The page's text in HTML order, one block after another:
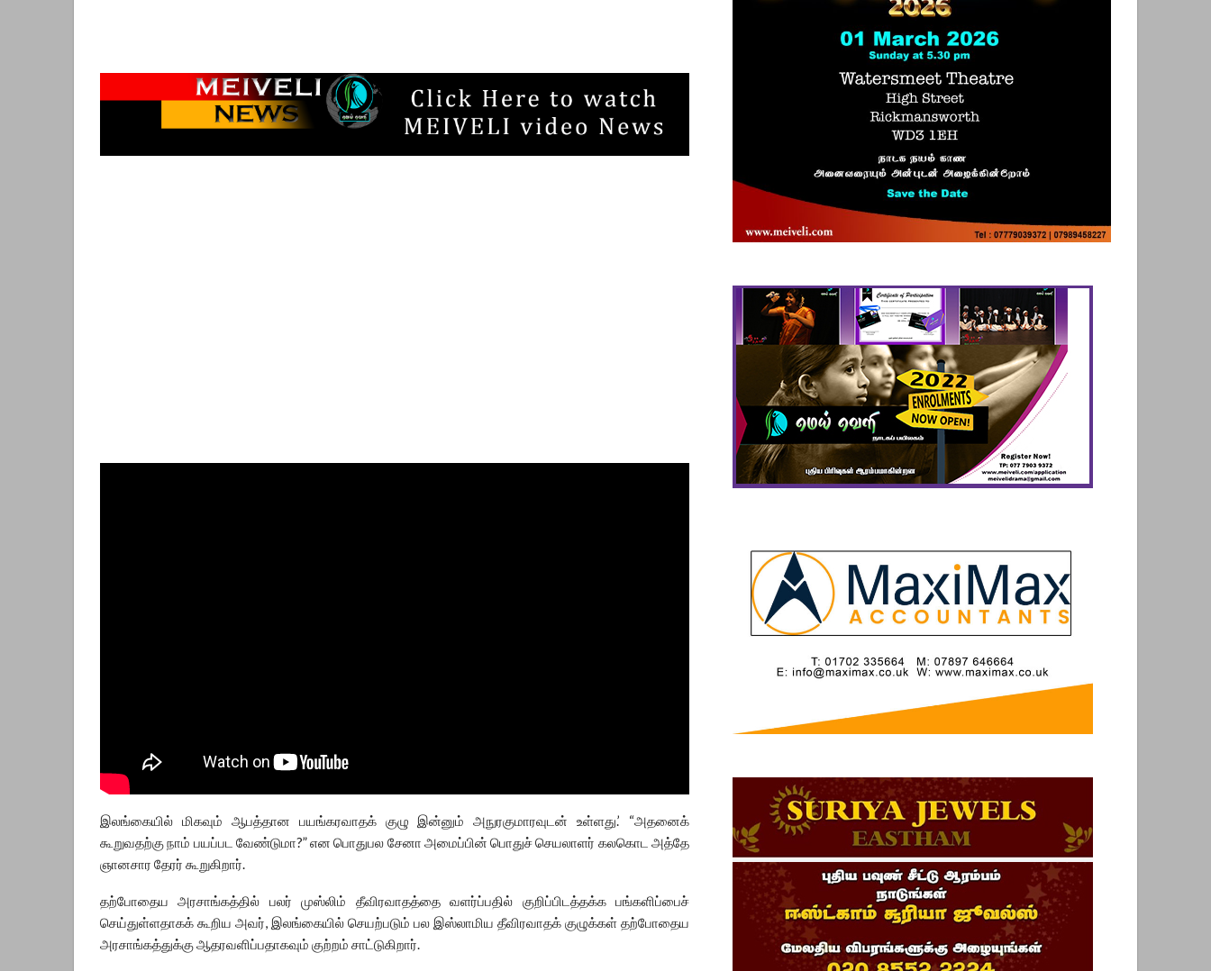
இலங்கையில் மிகவும் ஆபத்தான பயங்கரவாதக் குழு இன்னும் அநுரகுமாரவுடன் உள்ளது.’ “அதனைக்
கூறுவதற்கு நாம் பயப்பட வேண்டுமா?” என பொதுபல சேனா அமைப்பின் பொதுச் செயலாளர் கலகொட அத்தே
ஞானசார தேரர் கூறுகிறார்.
தற்போதைய அரசாங்கத்தில் பலர் முஸ்லிம் தீவிரவாதத்தை வளர்ப்பதில் குறிப்பிடத்தக்க பங்களிப்பைச்
செய்துள்ளதாகக் கூறிய அவர், இலங்கையில் செயற்படும் பல இஸ்லாமிய தீவிரவாதக் குழுக்கள் தற்போதைய
அரசாங்கத்துக்கு ஆதரவளிப்பதாகவும் குற்றம் சாட்டுகிறார்.